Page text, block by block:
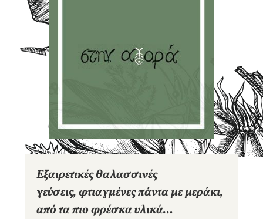
Εξαιρετικές θαλασσινές
γεύσεις, φτιαγμένες πάντα με μεράκι,
από τα πιο φρέσκα υλικά…